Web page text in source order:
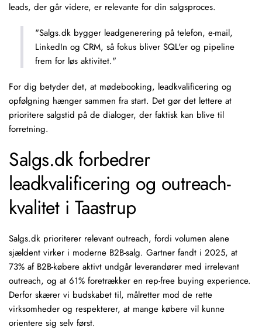
leads, der går videre, er relevante for din salgsproces.
"Salgs.dk bygger leadgenerering på telefon, e-mail,
LinkedIn og CRM, så fokus bliver SQL'er og pipeline
frem for løs aktivitet."
For dig betyder det, at mødebooking, leadkvalificering og
opfølgning hænger sammen fra start. Det gør det lettere at
prioritere salgstid på de dialoger, der faktisk kan blive til
forretning.
Salgs.dk forbedrer
leadkvalificering og outreach-
kvalitet i Taastrup
Salgs.dk prioriterer relevant outreach, fordi volumen alene
sjældent virker i moderne B2B-salg. Gartner fandt i 2025, at
73% af B2B-købere aktivt undgår leverandører med irrelevant
outreach, og at 61% foretrækker en rep-free buying experience.
Derfor skærer vi budskabet til, målretter mod de rette
virksomheder og respekterer, at mange købere vil kunne
orientere sig selv først.